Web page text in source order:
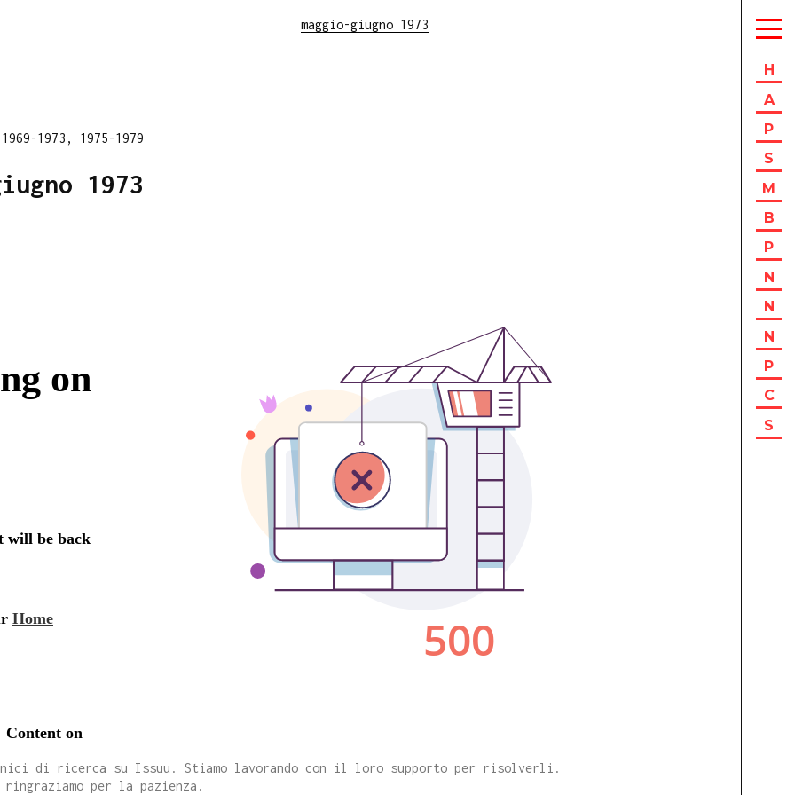
maggio-giugno 1973
H
A
P
S
M
B
P
N
N
N
P
C
S
1973, 1975-1979
1973
di ricerca su Issuu. Stiamo lavorando con il loro supporto per risolverli.
per la pazienza.